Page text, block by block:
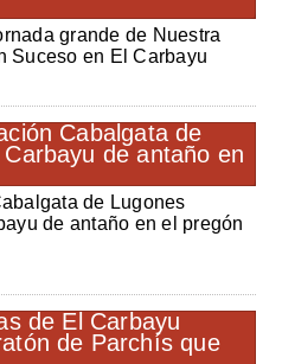
grande de Nuestra
Suceso en El Carbayu
de Lugones
de antaño en el pregón